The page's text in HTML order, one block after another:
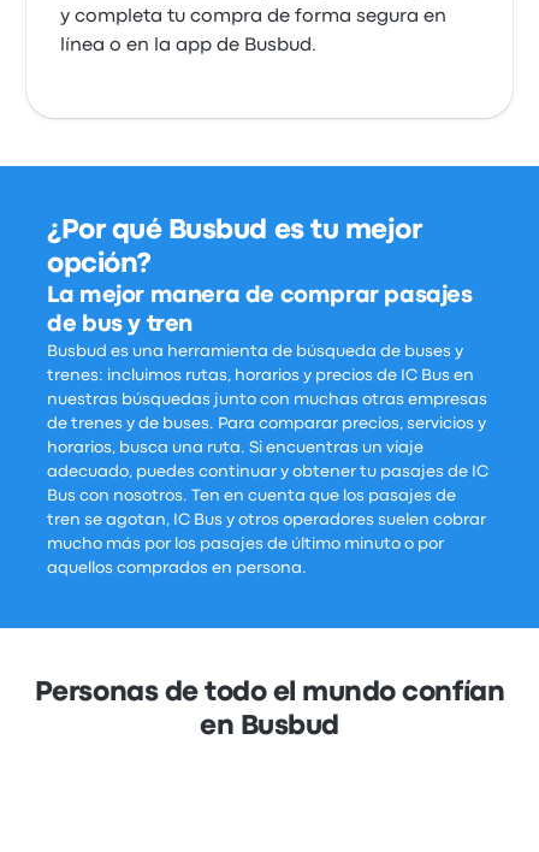
y completa tu compra de forma segura en
línea o en la app de Busbud.
¿Por qué Busbud es tu mejor
opción?
La mejor manera de comprar pasajes
de bus y tren
Busbud es una herramienta de búsqueda de buses y
trenes: incluimos rutas, horarios y precios de IC Bus en
nuestras búsquedas junto con muchas otras empresas
de trenes y de buses. Para comparar precios, servicios y
horarios, busca una ruta. Si encuentras un viaje
adecuado, puedes continuar y obtener tu pasajes de IC
Bus con nosotros. Ten en cuenta que los pasajes de
tren se agotan, IC Bus y otros operadores suelen cobrar
mucho más por los pasajes de último minuto o por
aquellos comprados en persona.
Personas de todo el mundo confían
en Busbud